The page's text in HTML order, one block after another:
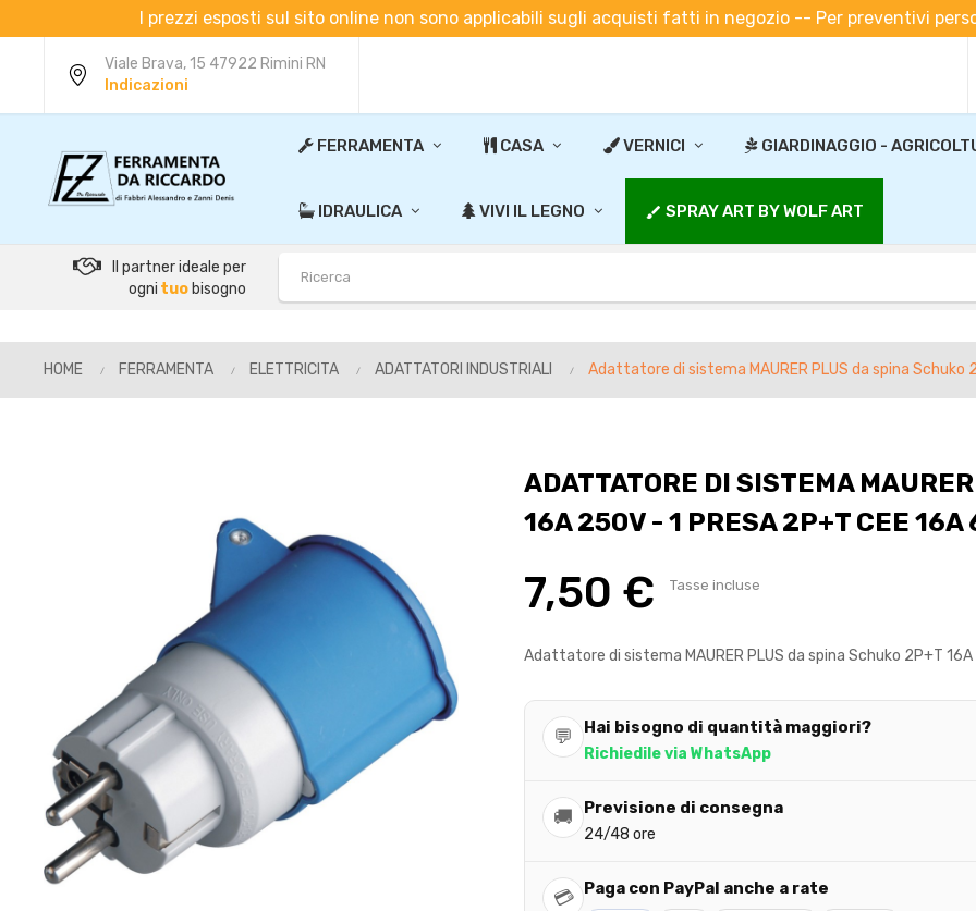
I prezzi esposti sul sito online non sono applicabili sugli acquisti fatti in negozio -- Per preventivi
Viale Brava, 15 47922 Rimini RN
Indicazioni
FERRAMENTA CASA VERNICI GIARDINAGGIO -
IDRAULICA VIVI IL LEGNO brush SPRAY ART BY WOLF ART
Il partner ideale per
ogni tuo bisogno
HOME FERRAMENTA ELETTRICITA ADATTATORI INDUSTRIALI Adattatore di sistema MAURER PLUS da spina Schuko
ADATTATORE DI SISTEMA
16A 250V - 1 PRESA 2P+T CEE
7,50 € Tasse incluse
Adattatore di sistema MAURER PLUS da spina Schuko 2P+T
💬 Hai bisogno di quantità maggiori?
Richiedile via WhatsApp
🚚 Previsione di consegna
24/48 ore
💳 Paga con PayPal anche a rate